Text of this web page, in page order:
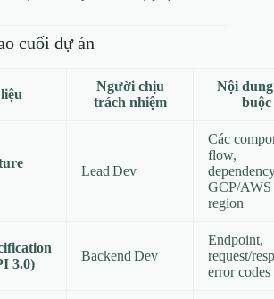
cuối dự án
Người chịu
trách nhiệm
Nội
buộc
Lead Dev
Các
flow,
GCP/AWS
region
3.0)
Backend Dev
Endpoint,
request/
error codes